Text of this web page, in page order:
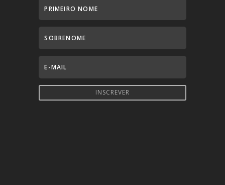
INSCREVER